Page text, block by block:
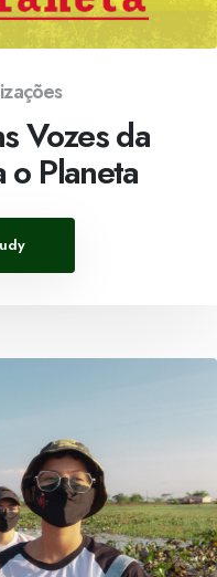
Vozes da
Planeta